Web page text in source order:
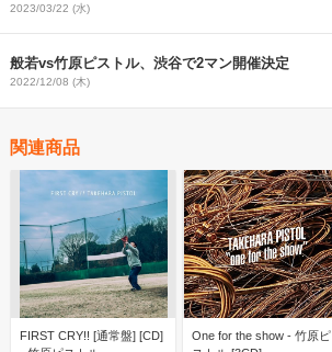
2023/03/22 (水)
般若vs竹原ピストル、渋谷で2マン開催決定
2022/12/08 (木)
関連商品
FIRST CRY!! [通常盤] [CD]
One for the show - 竹原ピ